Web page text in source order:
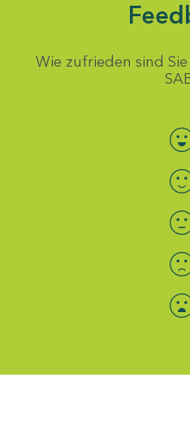
Wie zufrieden sind